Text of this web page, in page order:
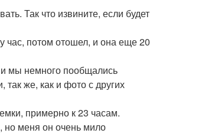
Так что извините, если будет
час, потом отошел, и она еще 20
и мы немного пообщались
же, как и фото с других
примерно к 23 часам.
меня он очень мило